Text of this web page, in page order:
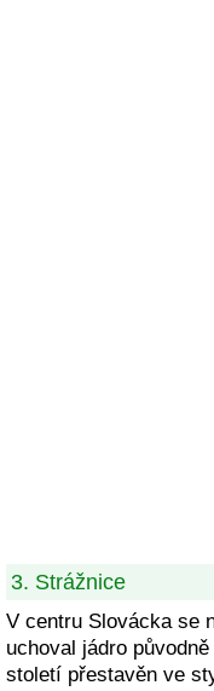
3. Strážnice
V centru Slovácka se
uchoval jádro
století přestavěn ve